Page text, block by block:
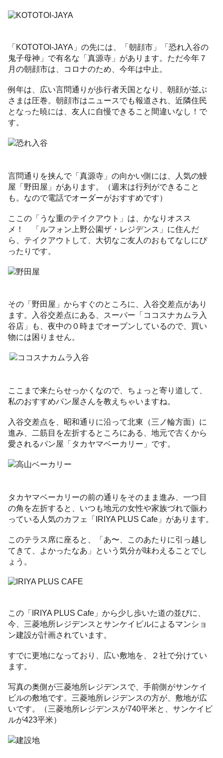
「KOTOTOI-JAYA」の先には、「朝顔市」「恐れ入谷の
鬼子母神」で有名な「真源寺」があります。ただ今年７
月の朝顔市は、コロナのため、今年は中止。
例年は、広い言問通りが歩行者天国となり、朝顔が並ぶ
さまは圧巻。朝顔市はニュースでも報道され、近隣住民
となった暁には、友人に自慢できること間違いなし！で
す。
言問通りを挟んで「真源寺」の向かい側には、人気の鰻
屋「野田屋」があります。（週末は行列ができること
も。なので電話でオーダーがおすすめです）
ここの「うな重のテイクアウト」は、かなりオスス
メ！ 「ルフォン上野公園ザ・レジデンス」に住んだ
ら、テイクアウトして、大切なご友人のおもてなしにぴ
ったりです。
その「野田屋」からすぐのところに、入谷交差点があり
ます。入谷交差点にある、スーパー「ココスナカムラ入
谷店」も、夜中の０時までオープンしているので、買い
物には困りません。
ここまで来たらせっかくなので、ちょっと寄り道して、
私のおすすめパン屋さんを教えちゃいますね。
入谷交差点を、昭和通りに沿って北東（三ノ輪方面）に
進み、二筋目を左折するところにある、地元で古くから
愛されるパン屋「タカヤマベーカリー」です。
タカヤマベーカリーの前の通りをそのまま進み、一つ目
の角を左折すると、いつも地元の女性や家族づれで賑わ
っている人気のカフェ「IRIYA PLUS Cafe」があります。
このテラス席に座ると、「あ〜、このあたりに引っ越し
てきて、よかったなあ」という気分が味わえることでし
ょう。
この「IRIYA PLUS Cafe」から少し歩いた道の並びに、
今、三菱地所レジデンスとサンケイビルによるマンショ
ン建設が計画されています。
すでに更地になっており、広い敷地を、２社で分けてい
ます。
写真の奥側が三菱地所レジデンスで、手前側がサンケイ
ビルの敷地です。三菱地所レジデンスの方が、敷地が広
いです。（三菱地所レジデンスが740平米と、サンケイビ
ルが423平米）